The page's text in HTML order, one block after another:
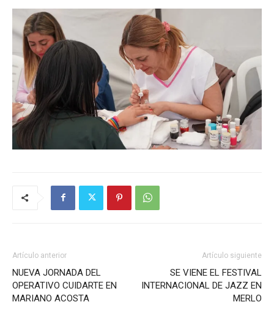
Artículo anterior
NUEVA JORNADA DEL
OPERATIVO CUIDARTE EN
MARIANO ACOSTA
Artículo siguiente
SE VIENE EL FESTIVAL
INTERNACIONAL DE JAZZ EN
MERLO